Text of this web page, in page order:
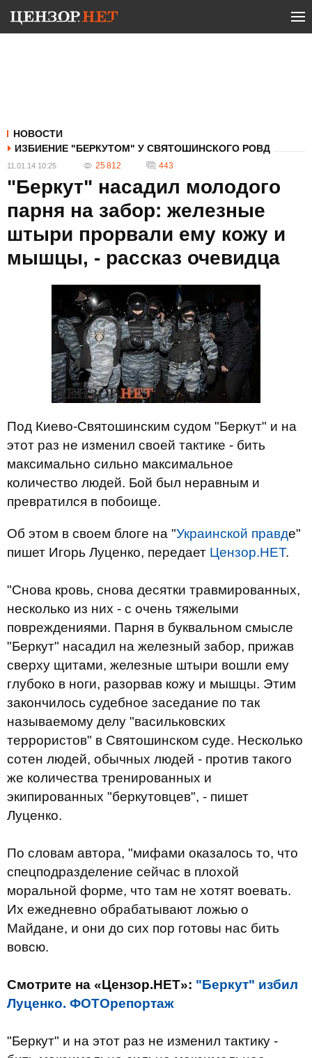
НОВОСТИ
ИЗБИЕНИЕ "БЕРКУТОМ" У СВЯТОШИНСКОГО РОВД
11.01.14 10:25 25 812 443
"Беркут" насадил молодого
парня на забор: железные
штыри прорвали ему кожу и
мышцы, - рассказ очевидца
Под Киево-Святошинским судом "Беркут" и на
этот раз не изменил своей тактике - бить
максимально сильно максимальное
количество людей. Бой был неравным и
превратился в побоище.
Об этом в своем блоге на "Украинской правде"
пишет Игорь Луценко, передает Цензор.НЕТ.
"Снова кровь, снова десятки травмированных,
несколько из них - с очень тяжелыми
повреждениями. Парня в буквальном смысле
"Беркут" насадил на железный забор, прижав
сверху щитами, железные штыри вошли ему
глубоко в ноги, разорвав кожу и мышцы. Этим
закончилось судебное заседание по так
называемому делу "васильковских
террористов" в Святошинском суде. Несколько
сотен людей, обычных людей - против такого
же количества тренированных и
экипированных "беркутовцев", - пишет
Луценко.
По словам автора, "мифами оказалось то, что
спецподразделение сейчас в плохой
моральной форме, что там не хотят воевать.
Их ежедневно обрабатывают ложью о
Майдане, и они до сих пор готовы нас бить
вовсю.
Смотрите на «Цензор.НЕТ»: "Беркут" избил
Луценко. ФОТОрепортаж
"Беркут" и на этот раз не изменил тактику -